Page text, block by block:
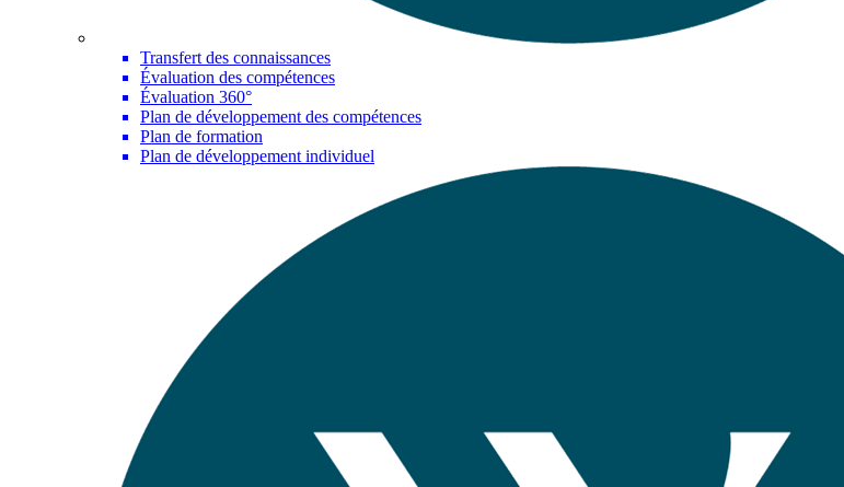
Transfert des connaissances
Évaluation des compétences
Évaluation 360°
Plan de développement des compétences
Plan de formation
Plan de développement individuel